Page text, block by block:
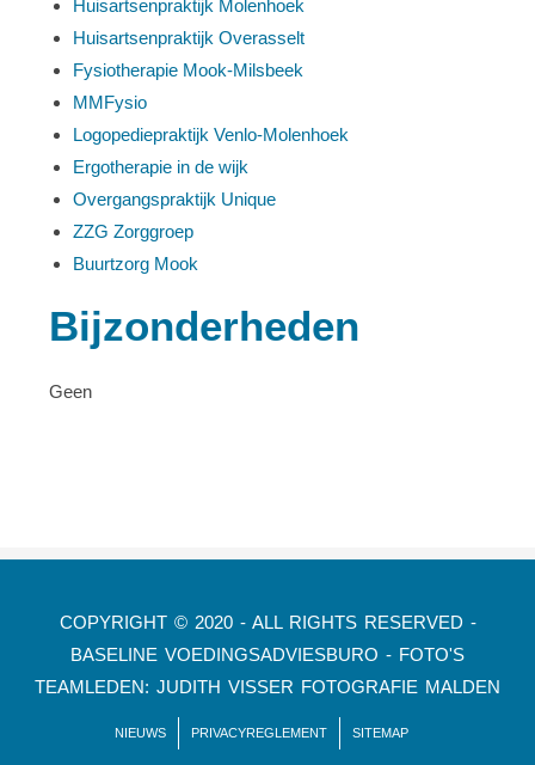
Huisartsenpraktijk Molenhoek
Huisartsenpraktijk Overasselt
Fysiotherapie Mook-Milsbeek
MMFysio
Logopediepraktijk Venlo-Molenhoek
Ergotherapie in de wijk
Overgangspraktijk Unique
ZZG Zorggroep
Buurtzorg Mook
Bijzonderheden
Geen
COPYRIGHT © 2020 - ALL RIGHTS RESERVED -
BASELINE VOEDINGSADVIESBURO - FOTO'S
TEAMLEDEN: JUDITH VISSER FOTOGRAFIE MALDEN
NIEUWS PRIVACYREGLEMENT SITEMAP